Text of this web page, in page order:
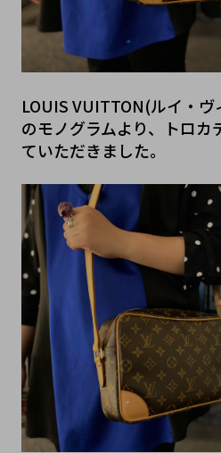
LOUIS VUITTON(ルイ・
のモノグラムより、トロカ
ていただきました。